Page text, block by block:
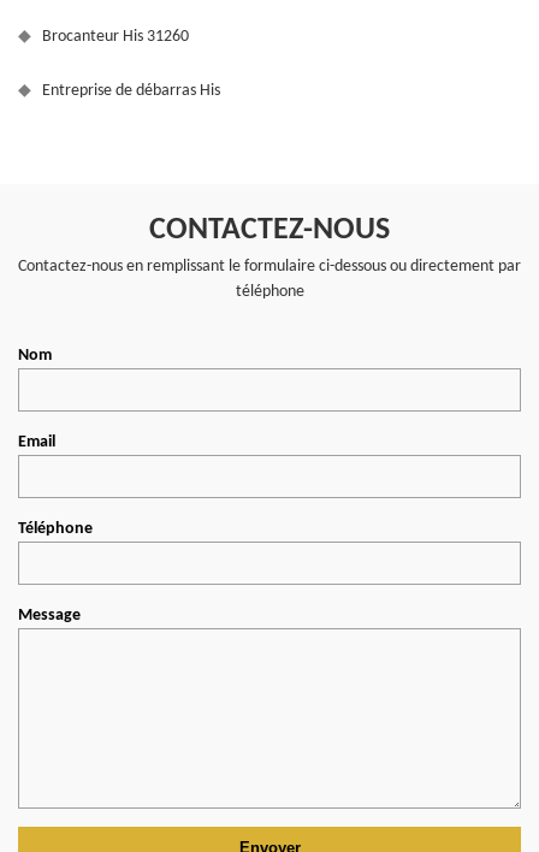
Brocanteur His 31260
Entreprise de débarras His
CONTACTEZ-NOUS
Contactez-nous en remplissant le formulaire ci-dessous ou directement par
téléphone
Nom
Email
Téléphone
Message